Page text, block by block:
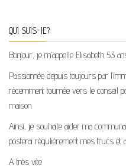
QUI SUIS-JE?
Bonjour, je m’appelle Elisabeth 53
Passionnée depuis toujours par
récemment tournée vers le conseil
maison.
Ainsi, je souhaite aider ma
posterai régulièrement mes trucs et
A très vite